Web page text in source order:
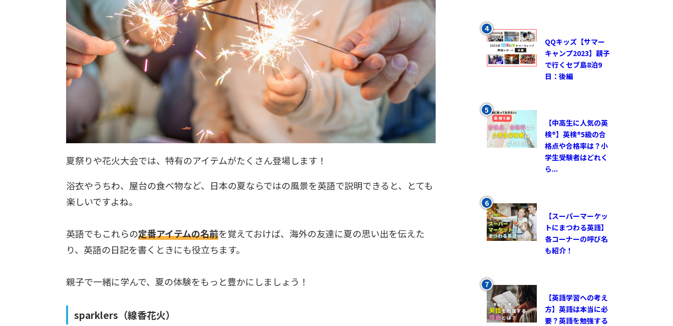
夏祭りや花火大会では、特有のアイテムがたくさん登場します！
浴衣やうちわ、屋台の食べ物など、日本の夏ならではの風景を英語で説明できると、とても
楽しいですよね。
英語でもこれらの定番アイテムの名前を覚えておけば、海外の友達に夏の思い出を伝えた
り、英語の日記を書くときにも役立ちます。
親子で一緒に学んで、夏の体験をもっと豊かにしましょう！
sparklers（線香花火）
QQキッズ【サマー
キャンプ2023】親子
で行くセブ島8泊9
日：後編
【中高生に人気の英
検®︎】英検®︎5級の合
格点や合格率は？小
学生受験者はどれく
ら...
【スーパーマーケッ
トにまつわる英語】
各コーナーの呼び名
も紹介！
【英語学習への考え
方】英語は本当に必
要？英語を勉強する